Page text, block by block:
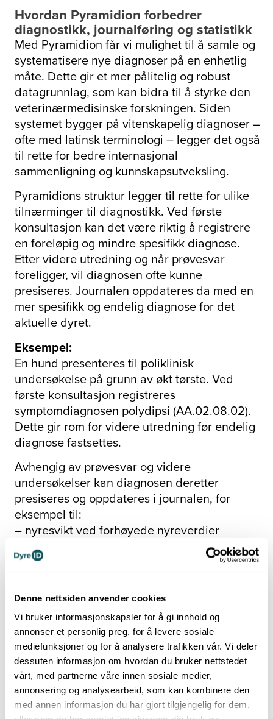
Denne nettsiden anvender cookies
Vi bruker informasjonskapsler for å gi innhold og
annonser et personlig preg, for å levere sosiale
mediefunksjoner og for å analysere trafikken vår. Vi deler
dessuten informasjon om hvordan du bruker nettstedet
vårt, med partnerne våre innen sosiale medier,
annonsering og analysearbeid, som kan kombinere den
med annen informasjon du har gjort tilgjengelig for dem,
Hvordan Pyramidion forbedrer
diagnostikk, journalføring og statistikk
Med Pyramidion får vi mulighet til å samle og
systematisere nye diagnoser på en enhetlig
måte. Dette gir et mer pålitelig og robust
datagrunnlag, som kan bidra til å styrke den
veterinærmedisinske forskningen. Siden
systemet bygger på vitenskapelig diagnoser –
ofte med latinsk terminologi – legger det også
til rette for bedre internasjonal
sammenligning og kunnskapsutveksling.
Pyramidions struktur legger til rette for ulike
tilnærminger til diagnostikk. Ved første
konsultasjon kan det være riktig å registrere
en foreløpig og mindre spesifikk diagnose.
Etter videre utredning og når prøvesvar
foreligger, vil diagnosen ofte kunne
presiseres. Journalen oppdateres da med en
mer spesifikk og endelig diagnose for det
aktuelle dyret.
Eksempel:
En hund presenteres til poliklinisk
undersøkelse på grunn av økt tørste. Ved
første konsultasjon registreres
symptomdiagnosen polydipsi (AA.02.08.02).
Dette gir rom for videre utredning før endelig
diagnose fastsettes.
Avhengig av prøvesvar og videre
undersøkelser kan diagnosen deretter
presiseres og oppdateres i journalen, for
eksempel til:
– nyresvikt ved forhøyede nyreverdier
– diabetes mellitus ved påvist hyperglykemi
og glukosuri
bildediagnostikk
– hyperadrenokortisisme ved relevante
hormonprøver
Når en spesifikk diagnose foreligger,
registreres denne i journalen og erstatter eller
kompletterer den opprinnelige
symptomdiagnosen.